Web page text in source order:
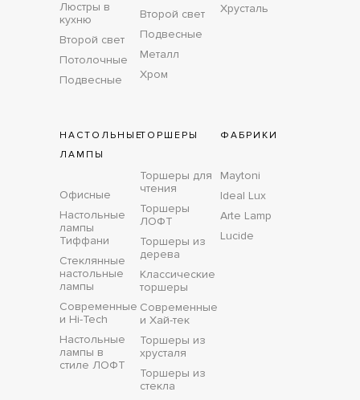
Люстры в
кухню
Второй свет
Потолочные
Подвесные
Второй свет
Подвесные
Металл
Хром
Хрусталь
НАСТОЛЬНЫЕ
ЛАМПЫ
Офисные
Настольные
лампы
Тиффани
Стеклянные
настольные
лампы
Современные
и Hi-Tech
Настольные
лампы в
стиле ЛОФТ
ТОРШЕРЫ
Торшеры для
чтения
Торшеры
ЛОФТ
Торшеры из
дерева
Классические
торшеры
Современные
и Хай-тек
Торшеры из
хрусталя
Торшеры из
стекла
ФАБРИКИ
Maytoni
Ideal Lux
Arte Lamp
Lucide